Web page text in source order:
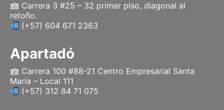
Carrera 3 #25 – 32 primer piso, diagonal al
retoño.
(+57) 604 671 2363
Apartadó
Carrera 100 #88-21 Centro Empresarial Santa
Maria – Local 111
(+57) 312 84 71 075